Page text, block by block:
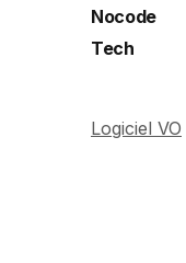
Nocode
Tech
Logiciel VO